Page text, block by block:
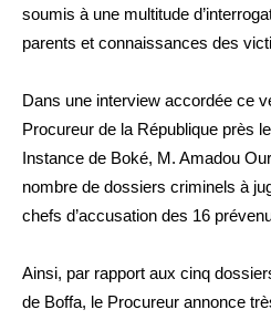
soumis à une multitude
parents et connaissances des
Dans une interview accordée ce
Procureur de la République près
Instance de Boké, M. Amadou
nombre de dossiers criminels à
chefs d’accusation des 16
Ainsi, par rapport aux cinq
de Boffa, le Procureur annonce